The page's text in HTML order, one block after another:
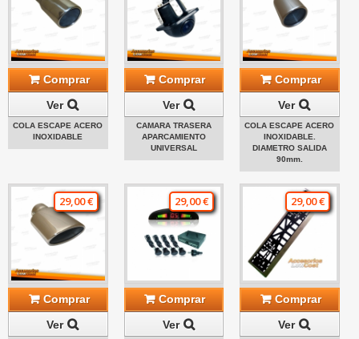
Comprar
Ver
COLA ESCAPE ACERO
INOXIDABLE
Comprar
Ver
CAMARA TRASERA
APARCAMIENTO
UNIVERSAL
Comprar
Ver
COLA ESCAPE ACERO
INOXIDABLE.
DIAMETRO SALIDA
90mm.
29,00 €
Comprar
Ver
29,00 €
Comprar
Ver
29,00 €
Comprar
Ver